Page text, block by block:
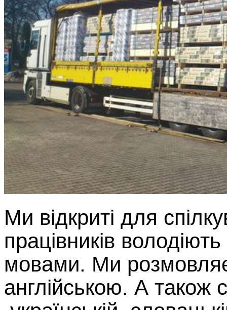
Ми відкриті для
працівників
мовами. Ми
англійською. А також